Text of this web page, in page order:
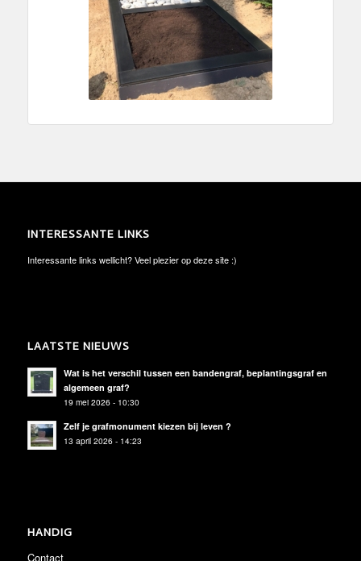
INTERESSANTE LINKS
Interessante links wellicht? Veel plezier op deze site :)
LAATSTE NIEUWS
Wat is het verschil tussen een bandengraf, beplantingsgraf en
algemeen graf?
19 mei 2026 - 10:30
Zelf je grafmonument kiezen bij leven ?
13 april 2026 - 14:23
HANDIG
Contact